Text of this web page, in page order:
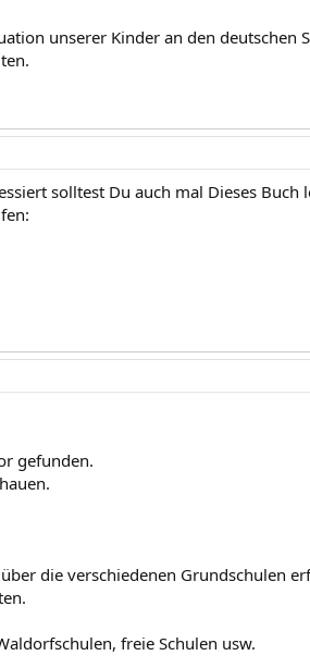
unserer Kinder an den deutschen
solltest Du auch mal Dieses
gefunden.
die verschiedenen Grundschulen
freie Schulen usw.